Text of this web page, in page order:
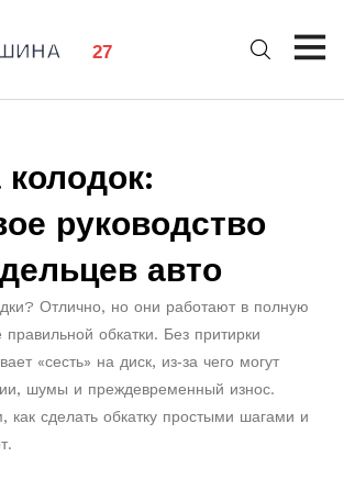
колодок:
руководство
авто
Отлично, но они работают в полную
правильной обкатки. Без притирки
«сесть» на диск, из‑за чего могут
шумы и преждевременный износ.
как сделать обкатку простыми шагами и